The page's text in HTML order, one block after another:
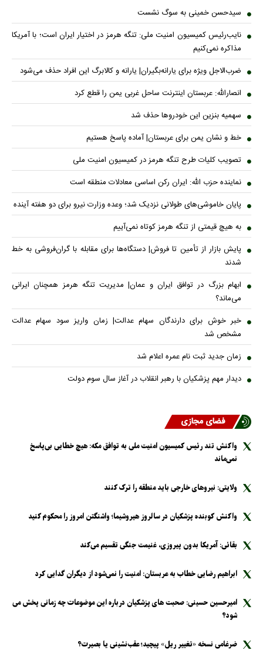
سیدحسن خمینی به سوگ نشست
نایب‌رئیس کمیسیون امنیت ملی: تنگه هرمز در اختیار ایران است؛ با آمریکا
مذاکره نمی‌کنیم
ضرب‌الاجل ویژه برای یارانه‌بگیران| یارانه و کالابرگ این افراد حذف می‌شود
انصارالله: عربستان اینترنت ساحل غربی یمن را قطع کرد
سهمیه بنزین این خودروها حذف شد
خط و نشان یمن برای عربستان| آماده پاسخ هستیم
تصویب کلیات طرح تنگه هرمز در کمیسیون امنیت ملی
نماینده حزب الله: ایران رکن اساسی معادلات منطقه است
پایان خاموشی‌های طولانی نزدیک شد؛ وعده وزارت نیرو برای دو هفته آینده
به هیچ قیمتی از تنگه هرمز کوتاه نمی‌آییم
پایش بازار از تأمین تا فروش| دستگاه‌ها برای مقابله با گران‌فروشی به خط
شدند
ابهام بزرگ در توافق ایران و عمان| مدیریت تنگه هرمز همچنان ایرانی
می‌ماند؟
خبر خوش برای دارندگان سهام عدالت| زمان واریز سود سهام عدالت
مشخص شد
زمان جدید ثبت نام عمره اعلام شد
دیدار مهم پزشکیان با رهبر انقلاب در آغاز سال سوم دولت
فضای مجازی
واکنش تند رئیس کمیسیون امنیت ملی به توافق مکه: هیچ خطایی بی‌پاسخ
نمی‌ماند
ولایتی: نیرو‌های خارجی باید منطقه را ترک کنند
واکنش کوبنده پزشکیان در سالروز هیروشیما؛ واشنگتن امروز را محکوم کنید
بقائی: آمریکا بدون پیروزی، غنیمت جنگی تقسیم می‌کند
ابراهیم رضایی خطاب به عربستان: امنیت را نمی‌شود از دیگران گدایی کرد
امیرحسین حسینی: صحبت های پزشکیان درباره این موضوعات چه زمانی پخش می
شود؟
ضرغامی نسخه «تغییر ریل» پیچید؛ عقب‌نشینی یا بصیرت؟